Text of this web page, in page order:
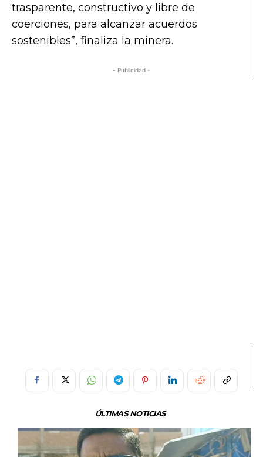
trasparente, constructivo y libre de
coerciones, para alcanzar acuerdos
sostenibles”, finaliza la minera.
- Publicidad -
ÚLTIMAS NOTICIAS